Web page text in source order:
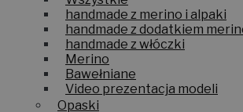
Wszystkie
handmade z merino i alpaki
handmade z dodatkiem merino
handmade z włóczki
Merino
Bawełniane
Video prezentacja modeli